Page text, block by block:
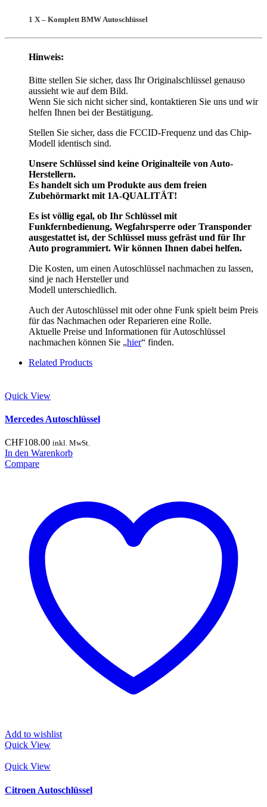
1 X – Komplett BMW Autoschlüssel
Hinweis:
Bitte stellen Sie sicher, dass Ihr Originalschlüssel genauso
aussieht wie auf dem Bild.
Wenn Sie sich nicht sicher sind, kontaktieren Sie uns und wir
helfen Ihnen bei der Bestätigung.
Stellen Sie sicher, dass die FCCID-Frequenz und das Chip-
Modell identisch sind.
Unsere Schlüssel sind keine Originalteile von Auto-
Herstellern.
Es handelt sich um Produkte aus dem freien
Zubehörmarkt mit 1A-QUALITÄT!
Es ist völlig egal, ob Ihr Schlüssel mit
Funkfernbedienung, Wegfahrsperre oder Transponder
ausgestattet ist, der Schlüssel muss gefräst und für Ihr
Auto programmiert. Wir können Ihnen dabei helfen.
Die Kosten, um einen Autoschlüssel nachmachen zu lassen,
sind je nach Hersteller und
Modell unterschiedlich.
Auch der Autoschlüssel mit oder ohne Funk spielt beim Preis
für das Nachmachen oder Reparieren eine Rolle.
Aktuelle Preise und Informationen für Autoschlüssel
nachmachen können Sie „hier“ finden.
Related Products
Quick View
Mercedes Autoschlüssel
CHF108.00 inkl. MwSt.
In den Warenkorb
Compare
Add to wishlist
Quick View
Quick View
Citroen Autoschlüssel